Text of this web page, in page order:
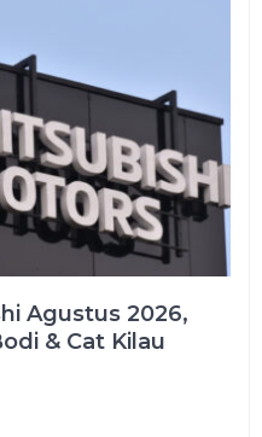
Agustus 2026,
& Cat Kilau